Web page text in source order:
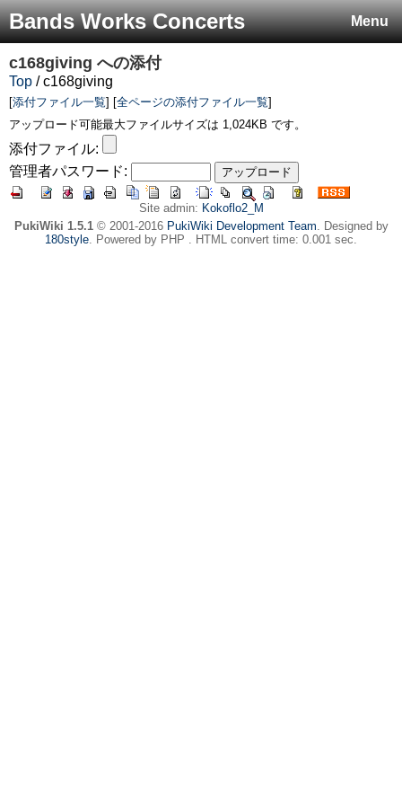
Menu
Bands Works Concerts
c168giving への添付
Top / c168giving
[添付ファイル一覧] [全ページの添付ファイル一覧]
アップロード可能最大ファイルサイズは 1,024KB です。
添付ファイル:
管理者パスワード:
Site admin: Kokoflo2_M
PukiWiki 1.5.1© 2001-2016 PukiWiki Development Team. Designed by
180style. Powered by PHP . HTML convert time: 0.001 sec.